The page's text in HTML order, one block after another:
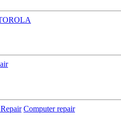
Computer repair